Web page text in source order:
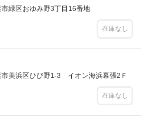
緑区おゆみ野3丁目16番地
在庫なし
美浜区ひび野1-3 イオン海浜幕張2Ｆ
在庫なし